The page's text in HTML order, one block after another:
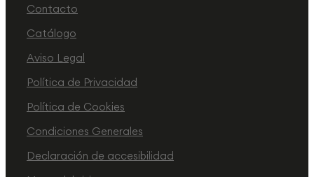
Contacto
Catálogo
Aviso Legal
Política de Privacidad
Política de Cookies
Condiciones Generales
Declaración de accesibilidad